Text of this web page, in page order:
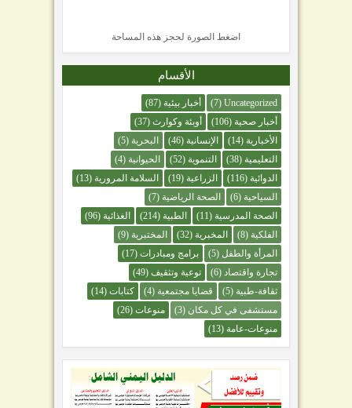
اضغط الصورة لحجز هذه المساحة
الأقسام
Uncategorized
(7) أخبار بيئية (87)
أخبار صحية (106) أوبئة وكوارث (37)
الأخبارية (14) الإنسانية (46) البحرية (5)
التعليمية (38) التنموية (52) الحيوانية (4)
الدوائية (116) الزراعية (19) السلامة المرورية (13)
السياحية (6) الصحة الرياضية (7)
الصحة المدرسية (11) الطبية (214) الغذائية (96)
الفلكية (8) المخبرية (32) المختبرية (9)
المرأة والطفل (5) برامج ومبادرات (17)
تجارة واقتصاد (6) توعية وتثقيف (49)
ثقافة-طبية (5) قضايا مجتمعية (4) كتابات (14)
مستشفى في كل مكان (3) منوعات (26)
منوعات-عامة (13)